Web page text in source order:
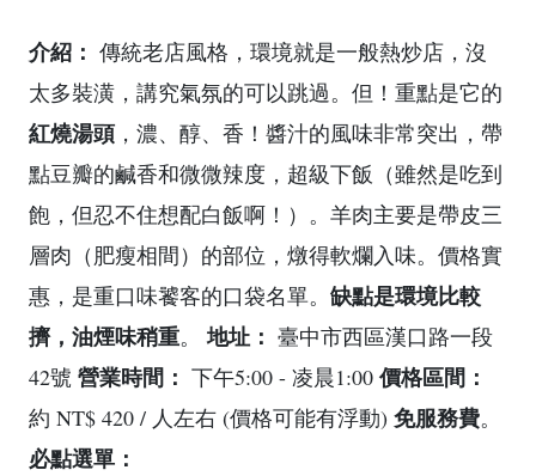
介紹： 傳統老店風格，環境就是一般熱炒店，沒
太多裝潢，講究氣氛的可以跳過。但！重點是它的
紅燒湯頭，濃、醇、香！醬汁的風味非常突出，帶
點豆瓣的鹹香和微微辣度，超級下飯（雖然是吃到
飽，但忍不住想配白飯啊！）。羊肉主要是帶皮三
層肉（肥瘦相間）的部位，燉得軟爛入味。價格實
惠，是重口味饕客的口袋名單。 缺點是環境比較
擠，油煙味稍重。地址： 臺中市西區漢口路一段
42號 營業時間： 下午5:00 - 凌晨1:00 價格區間：
約 NT$ 420 / 人左右 (價格可能有浮動) 免服務費。
必點選單：